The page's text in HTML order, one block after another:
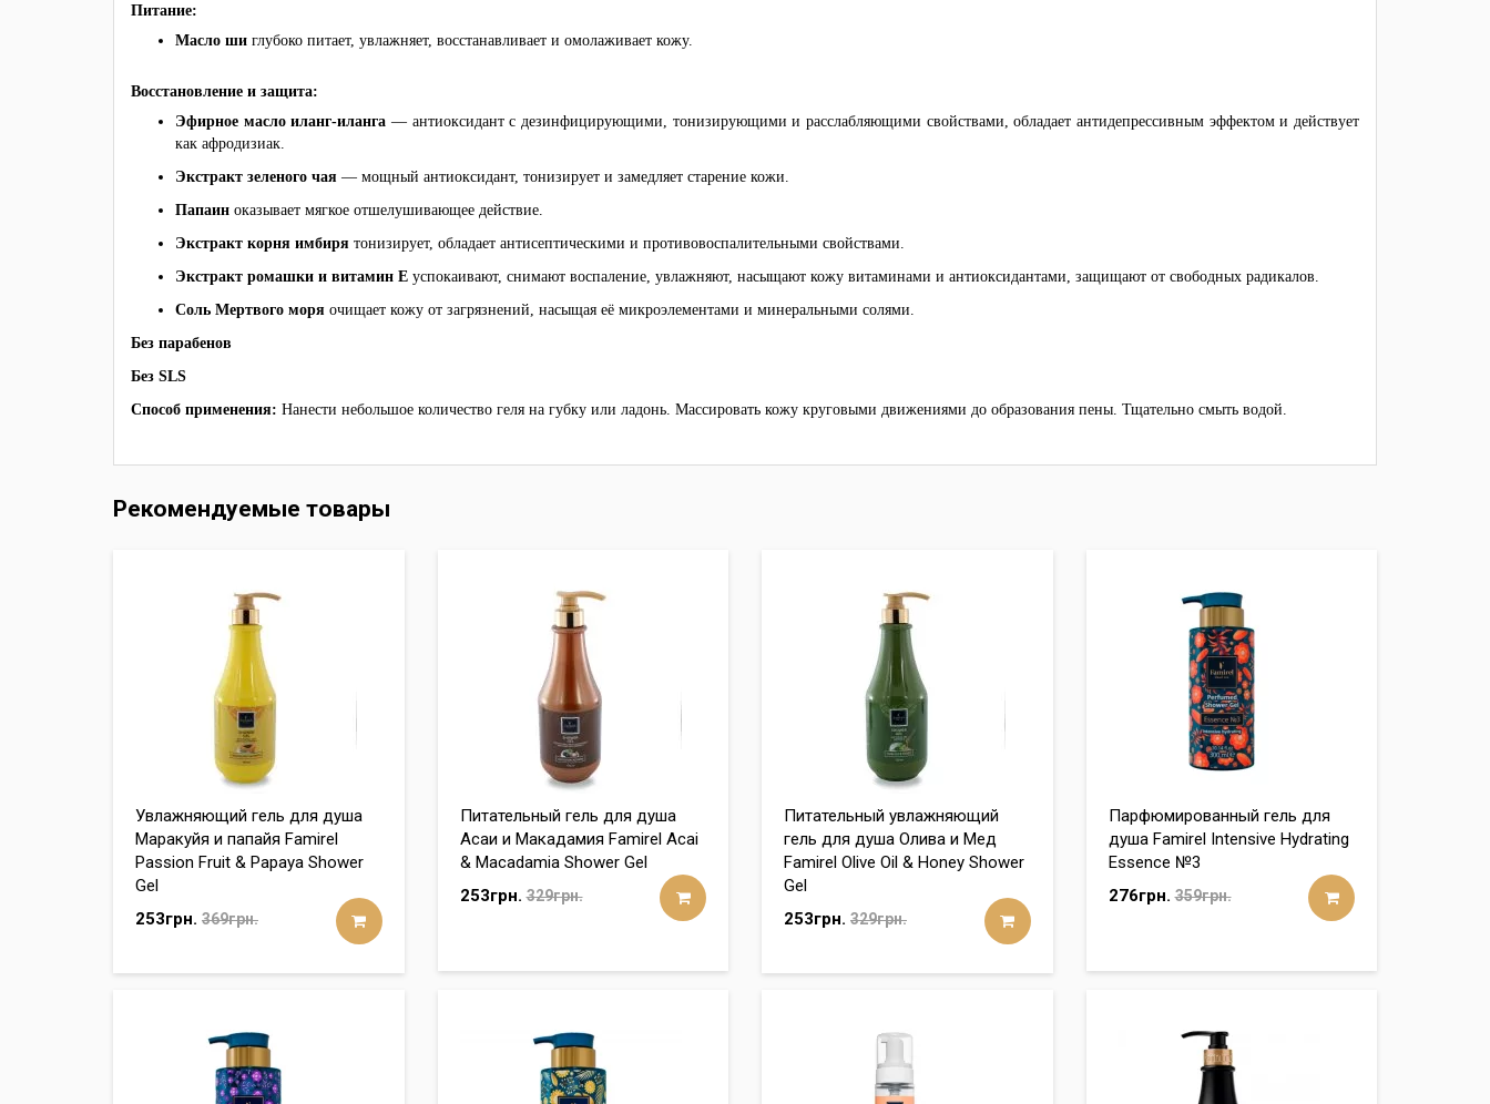
Питание:
Масло ши глубоко питает, увлажняет, восстанавливает и омолаживает кожу.
Восстановление и защита:
Эфирное масло иланг-иланга — антиоксидант с дезинфицирующими, тонизирующими и расслабляющими свойствами, обладает антидепрессивным эффектом и действует
как афродизиак.
Экстракт зеленого чая — мощный антиоксидант, тонизирует и замедляет старение кожи.
Папаин оказывает мягкое отшелушивающее действие.
Экстракт корня имбиря тонизирует, обладает антисептическими и противовоспалительными свойствами.
Экстракт ромашки и витамин Е успокаивают, снимают воспаление, увлажняют, насыщают кожу витаминами и антиоксидантами, защищают от свободных радикалов.
Соль Мертвого моря очищает кожу от загрязнений, насыщая её микроэлементами и минеральными солями.
Без парабенов
Без SLS
Способ применения: Нанести небольшое количество геля на губку или ладонь. Массировать кожу круговыми движениями до образования пены. Тщательно смыть водой.
Рекомендуемые товары
Увлажняющий гель для душа
Маракуйя и папайя Famirel
Passion Fruit & Papaya Shower
Gel
253грн. 369грн.
Питательный гель для душа
Асаи и Макадамия Famirel Acai
& Macadamia Shower Gel
253грн. 329грн.
Питательный увлажняющий
гель для душа Олива и Мед
Famirel Olive Oil & Honey Shower
Gel
253грн. 329грн.
Парфюмированный гель для
душа Famirel Intensive Hydrating
Essence №3
276грн. 359грн.